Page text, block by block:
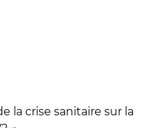
la crise sanitaire sur la